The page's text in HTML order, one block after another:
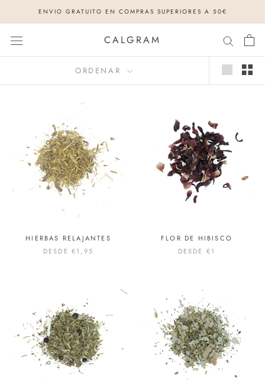
ENVIO GRATUITO EN COMPRAS SUPERIORES A 50€
CALGRAM
ORDENAR
HIERBAS RELAJANTES
DESDE€1,95
FLOR DE HIBISCO
DESDE €1